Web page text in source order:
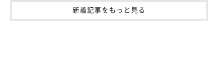
新着記事をもっと見る